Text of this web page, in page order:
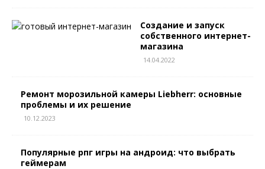
Создание и запуск
собственного интернет-
магазина
14.04.2022
Ремонт морозильной камеры Liebherr: основные
проблемы и их решение
10.12.2023
Популярные рпг игры на андроид: что выбрать
геймерам